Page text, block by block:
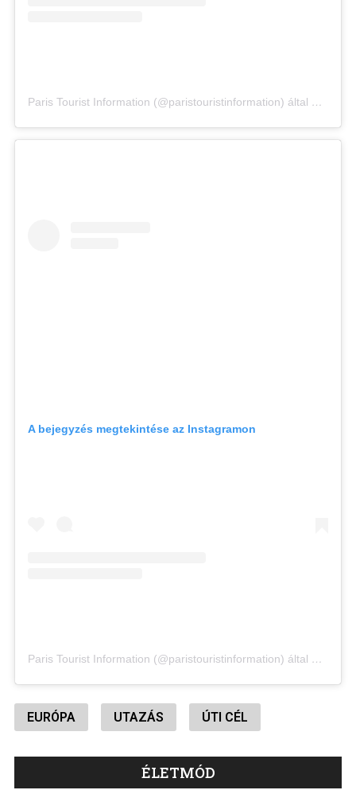
Paris Tourist Information (@paristouristinformation) által megosztott bejegyzés
A bejegyzés megtekintése az Instagramon
Paris Tourist Information (@paristouristinformation) által megosztott bejegyzés
EURÓPA UTAZÁS ÚTI CÉL
ÉLETMÓD